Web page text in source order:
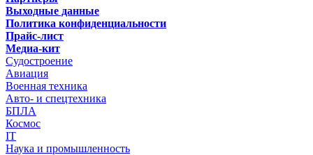
Выходные данные
Политика конфиденциальности
Прайс-лист
Медиа-кит
Судостроение
Авиация
Военная техника
Авто- и спецтехника
БПЛА
Космос
IT
Наука и промышленность